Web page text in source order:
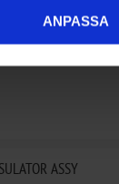
ANPASSA
ASSY